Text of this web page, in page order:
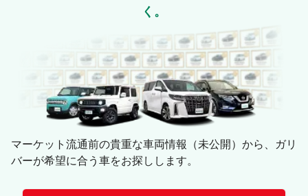
く。
マーケット流通前の貴重な車両情報（未公開）から、ガリ
バーが希望に合う車をお探しします。